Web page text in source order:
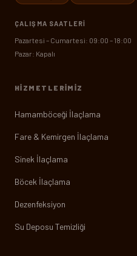
ÇALIŞMA SAATLERI
Pazartesi – Cumartesi: 09:00 – 18:00
Pazar: Kapalı
HIZMETLERIMIZ
Hamamböceği İlaçlama
Fare & Kemirgen İlaçlama
Sinek İlaçlama
Böcek İlaçlama
Dezenfeksiyon
Su Deposu Temizliği